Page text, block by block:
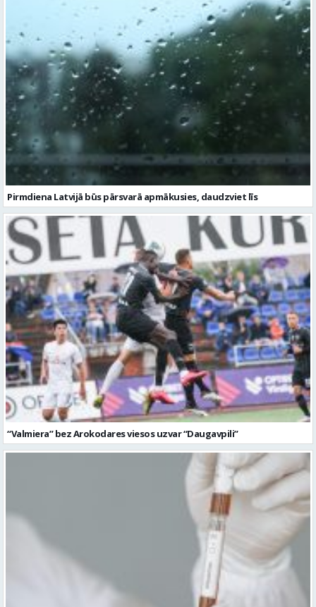
Pirmdiena Latvijā būs pārsvarā apmākusies, daudzviet līs
“Valmiera” bez Arokodares viesos uzvar “Daugavpili”